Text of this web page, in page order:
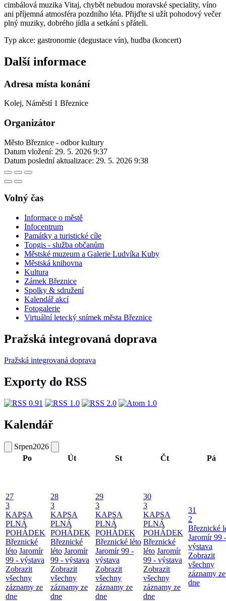
cimbálová muzika Vitaj, chybět nebudou moravské speciality, víno
ani příjemná atmosféra pozdního léta. Přijďte si užít pohodový večer
plný muziky, dobrého jídla a setkání s přáteli.
Typ akce: gastronomie (degustace vín), hudba (koncert)
Další informace
Adresa místa konání
Kolej, Náměstí 1 Březnice
Organizátor
Město Březnice - odbor kultury
Datum vložení: 29. 5. 2026 9:37
Datum poslední aktualizace: 29. 5. 2026 9:38
Volný čas
Informace o městě
Infocentrum
Památky a turistické cíle
Topgis - služba občanům
Městské muzeum a Galerie Ludvíka Kuby
Městská knihovna
Kultura
Zámek Březnice
Spolky & sdružení
Kalendář akcí
Fotogalerie
Virtuální letecký snímek města Březnice
Pražská integrovaná doprava
Pražská integrovaná doprava
Exporty do RSS
Kalendář
Srpen2026
Po
Út St Čt Pá
27
3
KAPSA
PLNÁ
POHÁDEK
Březnické
léto Jaromír
99 - výstava
Zobrazit
všechny
záznamy ze
dne
28
3
KAPSA
PLNÁ
POHÁDEK
Březnické
léto Jaromír
99 - výstava
Zobrazit
všechny
záznamy ze
dne
29
3
KAPSA
PLNÁ
POHÁDEK
Březnické léto
Jaromír 99 -
výstava
Zobrazit
všechny
záznamy ze
dne
30
3
KAPSA
PLNÁ
POHÁDEK
Březnické
léto Jaromír
99 - výstava
Zobrazit
všechny
záznamy ze
dne
31
2
Březnické
Jaromír 99 -
výstava
Zobrazit
všechny
záznamy ze
dne